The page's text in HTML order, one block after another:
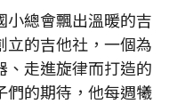
總會飄出溫暖的吉
立的吉他社，一個為
、走進旋律而打造的
們的期待，他每週犧